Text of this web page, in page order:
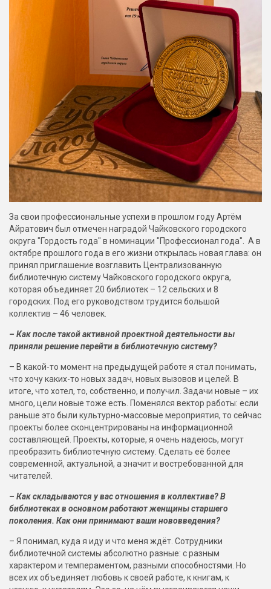
За свои профессиональные успехи в прошлом году Артём
Айратович был отмечен наградой Чайковского городского
округа "Гордость года" в номинации "Профессионал года". А в
октябре прошлого года в его жизни открылась новая глава: он
принял приглашение возглавить Централизованную
библиотечную систему Чайковского городского округа,
которая объединяет 20 библиотек – 12 сельских и 8
городских. Под его руководством трудится большой
коллектив – 46 человек.
– Как после такой активной проектной деятельности вы
приняли решение перейти в библиотечную систему?
– В какой-то момент на предыдущей работе я стал понимать,
что хочу каких-то новых задач, новых вызовов и целей. В
итоге, что хотел, то, собственно, и получил. Задачи новые – их
много, цели новые тоже есть. Поменялся вектор работы: если
раньше это были культурно-массовые мероприятия, то сейчас
проекты более сконцентрированы на информационной
составляющей. Проекты, которые, я очень надеюсь, могут
преобразить библиотечную систему. Сделать её более
современной, актуальной, а значит и востребованной для
читателей.
– Как складываются у вас отношения в коллективе? В
библиотеках в основном работают женщины старшего
поколения. Как они принимают ваши нововведения?
– Я понимал, куда я иду и что меня ждёт. Сотрудники
библиотечной системы абсолютно разные: с разным
характером и темпераментом, разными способностями. Но
всех их объединяет любовь к своей работе, к книгам, к